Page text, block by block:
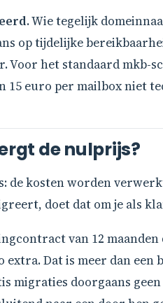
. Wie tegelijk
op tijdelijke
Voor het standaard mkb-
15 euro per mailbox niet
de nulprijs?
de kosten worden
doet dat om je als
van 12
Dat is meer dan
migraties doorgaans